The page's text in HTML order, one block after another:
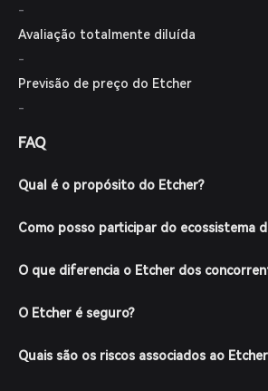
-
Avaliação totalmente diluída
-
Previsão de preço do Etcher
-
FAQ
Qual é o propósito do Etcher?
Como posso participar do ecossistema
O que diferencia o Etcher dos
O Etcher é seguro?
Quais são os riscos associados ao